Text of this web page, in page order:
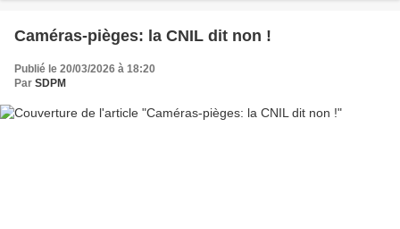
Caméras-pièges: la CNIL dit non !
Publié le 20/03/2026 à 18:20
Par SDPM